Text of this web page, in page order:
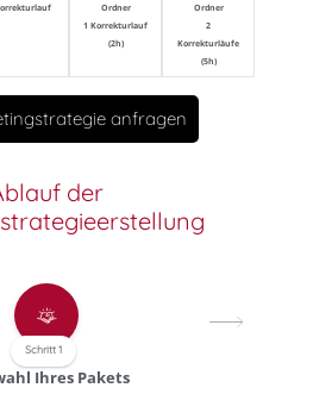
Ordner
1 Korrekturlauf
(2h)
Ordner
2
Korrekturläufe
(5h)
anfragen
der
Ihres Pakets
Schritt 1